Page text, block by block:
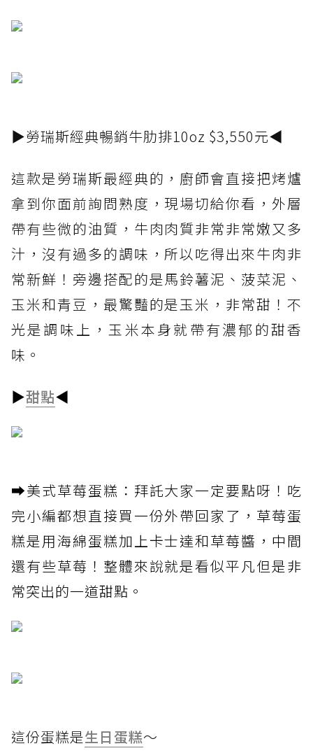
▶勞瑞斯經典暢銷牛肋排10oz $3,550元◀
這款是勞瑞斯最經典的，廚師會直接把烤爐
拿到你面前詢問熟度，現場切給你看，外層
帶有些微的油質，牛肉肉質非常非常嫩又多
汁，沒有過多的調味，所以吃得出來牛肉非
常新鮮！旁邊搭配的是馬鈴薯泥、菠菜泥、
玉米和青豆，最驚豔的是玉米，非常甜！不
光是調味上，玉米本身就帶有濃郁的甜香
味。
▶甜點◀
➡️美式草莓蛋糕：拜託大家一定要點呀！吃
完小編都想直接買一份外帶回家了，草莓蛋
糕是用海綿蛋糕加上卡士達和草莓醬，中間
還有些草莓！整體來說就是看似平凡但是非
常突出的一道甜點。
這份蛋糕是生日蛋糕～